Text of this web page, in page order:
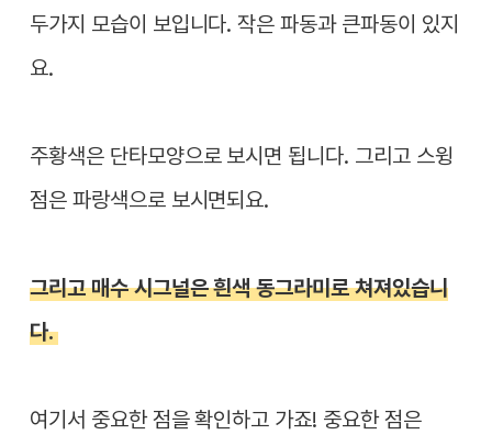
두가지 모습이 보입니다. 작은 파동과 큰파동이 있지
요.
주황색은 단타모양으로 보시면 됩니다. 그리고 스윙
점은 파랑색으로 보시면되요.
그리고 매수 시그널은 흰색 동그라미로 쳐져있습니
다.
여기서 중요한 점을 확인하고 가죠! 중요한 점은